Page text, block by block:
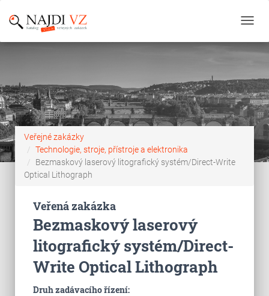
Veřejné zakázky
Technologie, stroje, přístroje a elektronika
Bezmaskový laserový litografický systém/Direct-Write
Optical Lithograph
Veřená zakázka
Bezmaskový laserový
litografický systém/Direct-
Write Optical Lithograph
Druh zadávacího řízení: